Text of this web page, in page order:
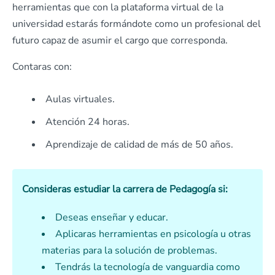
herramientas que con la plataforma virtual de la
universidad estarás formándote como un profesional del
futuro capaz de asumir el cargo que corresponda.
Contaras con:
Aulas virtuales.
Atención 24 horas.
Aprendizaje de calidad de más de 50 años.
Consideras estudiar la carrera de Pedagogía si:
Deseas enseñar y educar.
Aplicaras herramientas en psicología u otras
materias para la solución de problemas.
Tendrás la tecnología de vanguardia como